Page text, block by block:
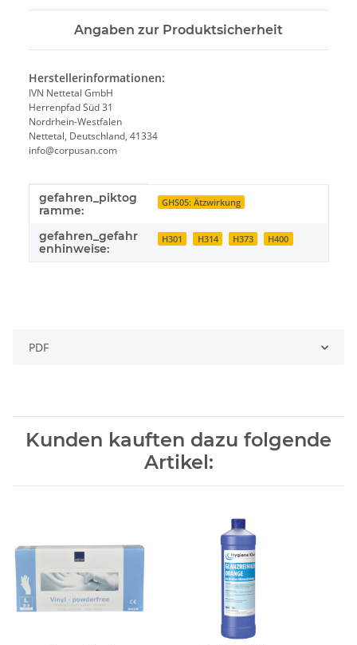
Angaben zur Produktsicherheit
Herstellerinformationen:
IVN Nettetal GmbH
Herrenpfad Süd 31
Nordrhein-Westfalen
Nettetal, Deutschland, 41334
info@corpusan.com
Produkteigenschaft
Wert
gefahren_piktog
ramme:
GHS05: Ätzwirkung
gefahren_gefahr
enhinweise:
H301 H314 H373 H400
PDF
Kunden kauften dazu folgende
Artikel: